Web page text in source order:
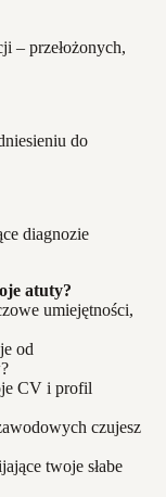
– przełożonych,
do
diagnozie
atuty?
umiejętności,
od
CV i profil
czujesz
twoje słabe